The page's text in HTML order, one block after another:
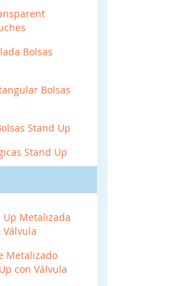
Bolsas
Bolsas
Stand Up
Stand Up
Up Metalizada
Metalizado
con Válvula